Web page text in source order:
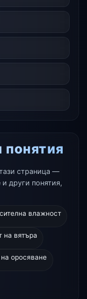
страница —
други понятия,
влажност
на вятъра
оросяване